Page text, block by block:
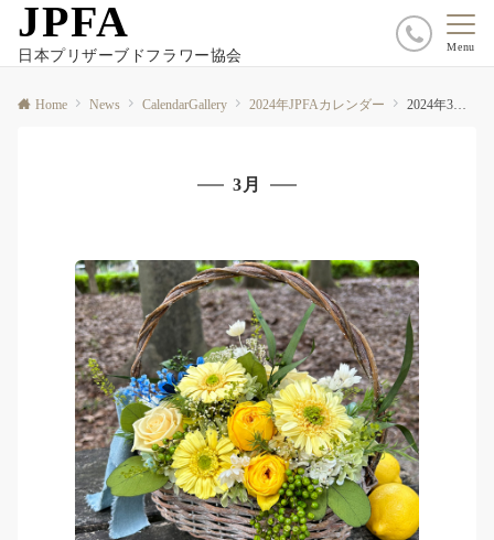
JPFA
日本プリザーブドフラワー協会
Menu
Home News CalendarGallery 2024年JPFAカレンダー 2024年3月カレンダーレシピ
3月